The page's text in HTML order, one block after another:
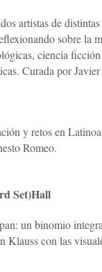
artistas de
sobre
ciencia
Curada por
y retos en
Romeo.
Set)Hall
un binomio
Klauss con las